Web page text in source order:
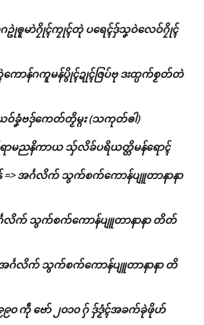
ဥုဲၜူမာဲဂၠိုၚ်ကၠုၚ်တုဲ ပရေၚ်ဒှ်သၞဝဲလေဝ်ဂၠိုၚ်
ကောန်ဂကူမန်ပွိုၚ်ဍုၚ်ဇြပ်ဗု ဒးထ္ပက်စၟတ်တဲ
ခၞံဗဒှ်ကေတ်တၟိမ္ဂး (သကုတ်ၜါ)
ာမညနိကာယ သှ်လိခ်ပရိယတ္တိမန်ရောၚ်
=> အၚ်္ဂလိက် သွက်စက်ကောန်ပျူတာနာနာ
ၚ်္ဂလိက် သွက်စက်ကောန်ပျူတာနာနာ တိတ်
အၚ်္ဂလိက် သွက်စက်ကောန်ပျူတာနာနာ တိ
၉၀ ကဵု ဗော် ၂၀၁၀ ဂှ် ဒှ်ဒၟံၚ်အခက်ခုဲဖိုဟ်